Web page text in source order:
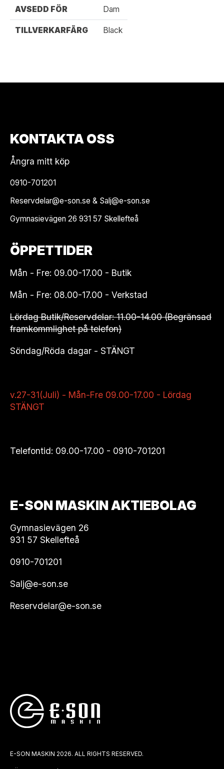
AVSEDD FÖR Dam
TILLVERKARFÄRG Black
KONTAKTA OSS
Ångra mitt köp
0910-701201
Reservdelar@e-son.se & Salj@e-son.se
Gymnasievägen 26 931 57 Skellefteå
ÖPPETTIDER
Mån - Fre: 09.00-17.00 - Butik
Mån - Fre: 08.00-17.00 - Verkstad
Lördag Butik/Reservdelar: 11.00-14.00 (Begränsad
framkommlighet på telefon)
Söndag/Röda dagar - STÄNGT
v.27-31(Juli) - Mån-Fre 09.00-17.00 - Lördag
STÄNGT
Telefontid: 09.00-17.00 - 0910-701201
E-SON MASKIN AKTIEBOLAG
Gymnasievägen 26
931 57 Skellefteå
0910-701201
Salj@e-son.se
Reservdelar@e-son.se
E-SON MASKIN 2026. ALL RIGHTS RESERVED.